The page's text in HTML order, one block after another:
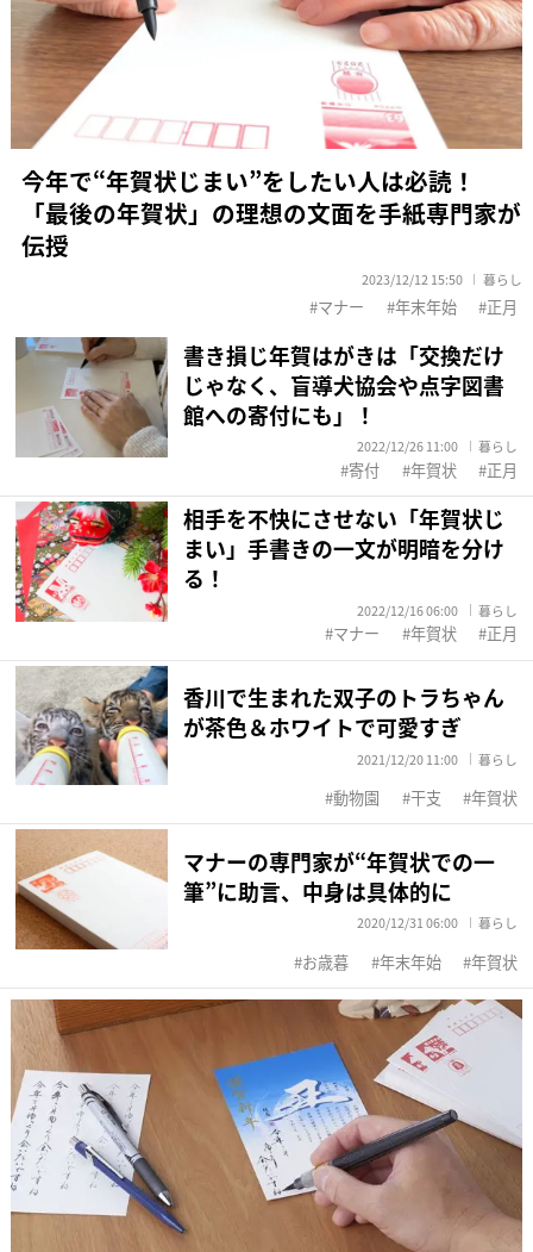
今年で“年賀状じまい”をしたい人は必読！
「最後の年賀状」の理想の文面を手紙専門家が
伝授
2023/12/12 15:50 暮らし
マナー 年末年始 正月
書き損じ年賀はがきは「交換だけ
じゃなく、盲導犬協会や点字図書
館への寄付にも」！
2022/12/26 11:00 暮らし
寄付 年賀状 正月
相手を不快にさせない「年賀状じ
まい」手書きの一文が明暗を分け
る！
2022/12/16 06:00 暮らし
マナー 年賀状 正月
香川で生まれた双子のトラちゃん
が茶色＆ホワイトで可愛すぎ
2021/12/20 11:00 暮らし
動物園 干支 年賀状
マナーの専門家が“年賀状での一
筆”に助言、中身は具体的に
2020/12/31 06:00 暮らし
お歳暮 年末年始 年賀状